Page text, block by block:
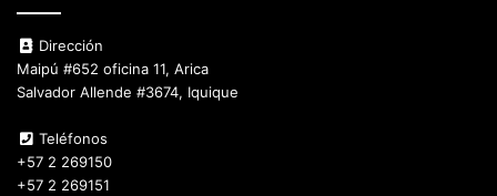
Dirección
Maipú #652 oficina 11, Arica
Salvador Allende #3674, Iquique
Teléfonos
+57 2 269150
+57 2 269151